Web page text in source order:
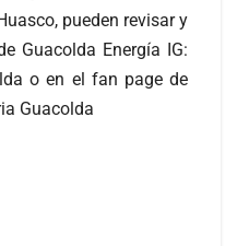
pueden revisar y
Guacolda Energía IG:
o en el fan page de
Guacolda